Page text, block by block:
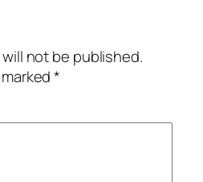
not be published.
*